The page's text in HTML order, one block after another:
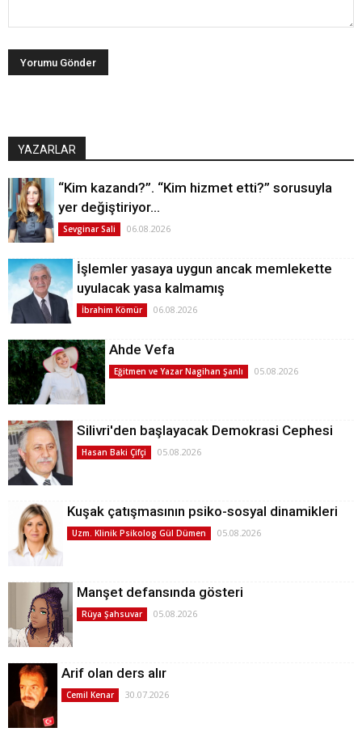
YAZARLAR
“Kim kazandı?”. “Kim hizmet etti?” sorusuyla
yer değiştiriyor…
Sevginar Sali 06.08.2026
İşlemler yasaya uygun ancak memlekette
uyulacak yasa kalmamış
İbrahim Kömür 06.08.2026
Ahde Vefa
Eğitmen ve Yazar Nagihan Şanlı 05.08.2026
Silivri'den başlayacak Demokrasi Cephesi
Hasan Baki Çifçi 05.08.2026
Kuşak çatışmasının psiko-sosyal dinamikleri
Uzm. Klinik Psikolog Gül Dümen 05.08.2026
Manşet defansında gösteri
Rüya Şahsuvar 05.08.2026
Arif olan ders alır
Cemil Kenar 30.07.2026